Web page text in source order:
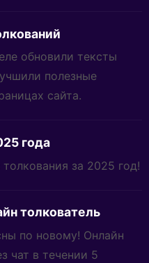
обновили тексты
полезные
сайта.
года
за 2025 год!
толкователь
по новому! Онлайн
чат в течении 5